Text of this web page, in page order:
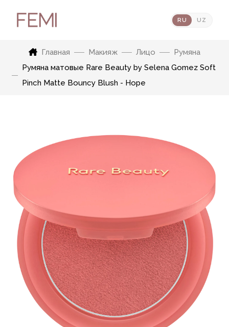
RU UZ
Главная Макияж Лицо
Румяна
Румяна матовые Rare Beauty by Selena Gomez Soft
Pinch Matte Bouncy Blush - Hope